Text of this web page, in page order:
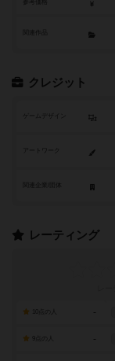
参考価格
関連作品
クレジット
ゲームデザイン
アートワーク
レーティング
-
-